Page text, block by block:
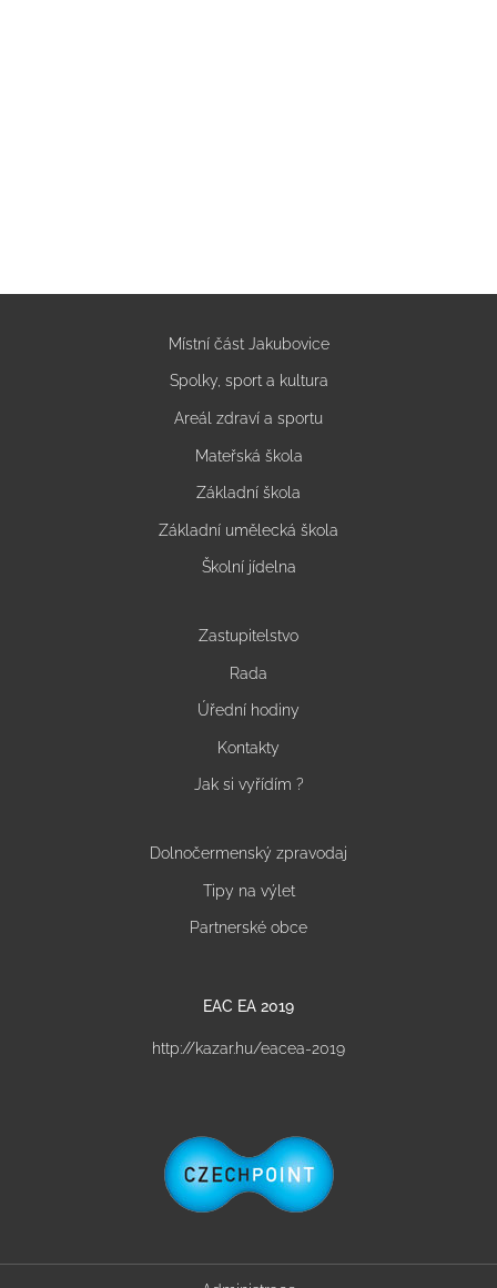
Místní část Jakubovice
Spolky, sport a kultura
Areál zdraví a sportu
Mateřská škola
Základní škola
Základní umělecká škola
Školní jídelna
Zastupitelstvo
Rada
Úřední hodiny
Kontakty
Jak si vyřídím ?
Dolnočermenský zpravodaj
Tipy na výlet
Partnerské obce
EAC EA 2019
http://kazar.hu/eacea-2019